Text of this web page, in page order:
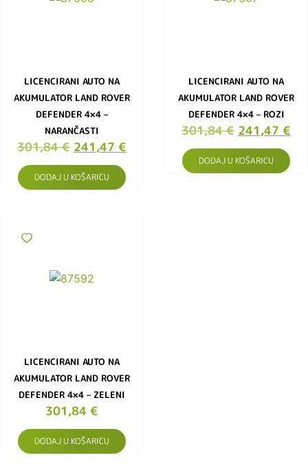
LICENCIRANI AUTO NA
AKUMULATOR LAND ROVER
DEFENDER 4×4 –
NARANČASTI
301,84€ 241,47 €
DODAJ U KOŠARICU
LICENCIRANI AUTO NA
AKUMULATOR LAND ROVER
DEFENDER 4×4 – ROZI
301,84€ 241,47 €
DODAJ U KOŠARICU
LICENCIRANI AUTO NA
AKUMULATOR LAND ROVER
DEFENDER 4×4 – ZELENI
301,84 €
DODAJ U KOŠARICU